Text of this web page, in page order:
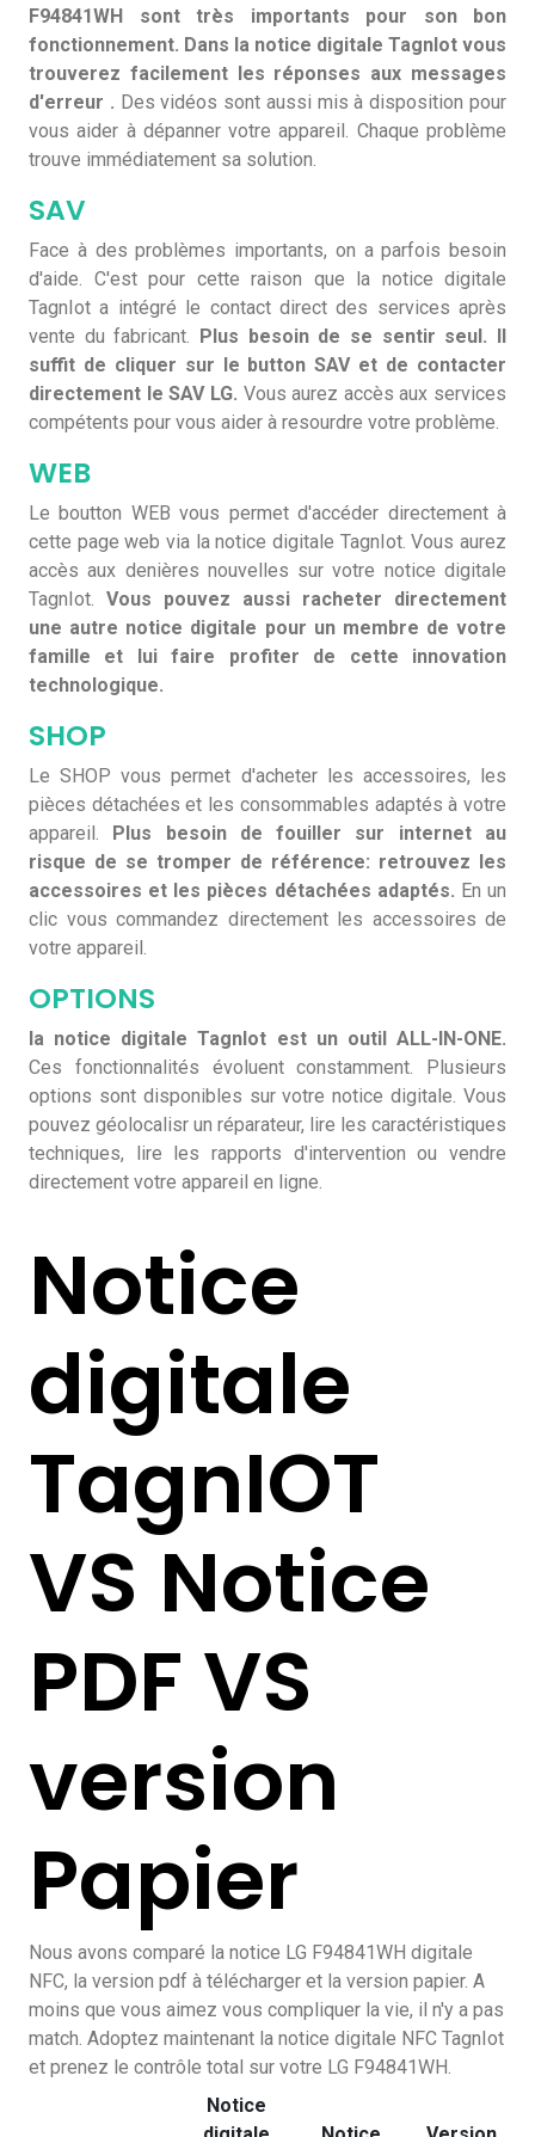
F94841WH sont très importants pour son bon
fonctionnement. Dans la notice digitale TagnIot vous
trouverez facilement les réponses aux messages
d'erreur . Des vidéos sont aussi mis à disposition pour
vous aider à dépanner votre appareil. Chaque problème
trouve immédiatement sa solution.
SAV
Face à des problèmes importants, on a parfois besoin
d'aide. C'est pour cette raison que la notice digitale
TagnIot a intégré le contact direct des services après
vente du fabricant. Plus besoin de se sentir seul. Il
suffit de cliquer sur le button SAV et de contacter
directement le SAV LG. Vous aurez accès aux services
compétents pour vous aider à resourdre votre problème.
WEB
Le boutton WEB vous permet d'accéder directement à
cette page web via la notice digitale TagnIot. Vous aurez
accès aux denières nouvelles sur votre notice digitale
TagnIot. Vous pouvez aussi racheter directement
une autre notice digitale pour un membre de votre
famille et lui faire profiter de cette innovation
technologique.
SHOP
Le SHOP vous permet d'acheter les accessoires, les
pièces détachées et les consommables adaptés à votre
appareil. Plus besoin de fouiller sur internet au
risque de se tromper de référence: retrouvez les
accessoires et les pièces détachées adaptés. En un
clic vous commandez directement les accessoires de
votre appareil.
OPTIONS
la notice digitale TagnIot est un outil ALL-IN-ONE.
Ces fonctionnalités évoluent constamment. Plusieurs
options sont disponibles sur votre notice digitale. Vous
pouvez géolocalisr un réparateur, lire les caractéristiques
techniques, lire les rapports d'intervention ou vendre
directement votre appareil en ligne.
Notice
digitale
TagnIOT
VS Notice
PDF VS
version
Papier
Nous avons comparé la notice LG F94841WH digitale
NFC, la version pdf à télécharger et la version papier. A
moins que vous aimez vous compliquer la vie, il n'y a pas
match. Adoptez maintenant la notice digitale NFC TagnIot
et prenez le contrôle total sur votre LG F94841WH.
Notice